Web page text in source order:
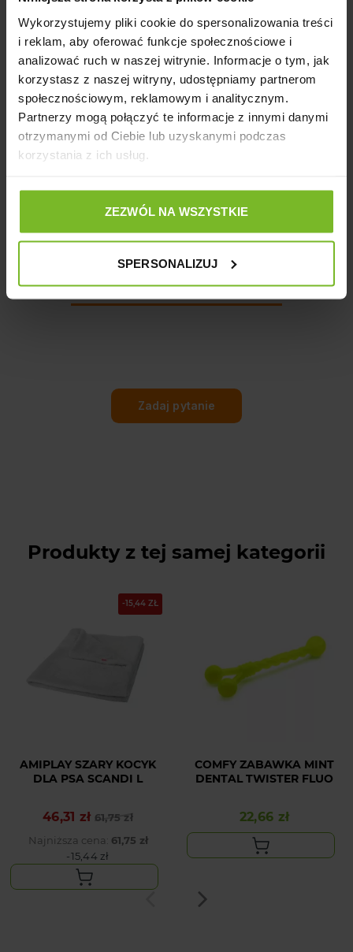
Wykorzystujemy pliki cookie do spersonalizowania treści
i reklam, aby oferować funkcje społecznościowe i
analizować ruch w naszej witrynie. Informacje o tym, jak
korzystasz z naszej witryny, udostępniamy partnerom
społecznościowym, reklamowym i analitycznym.
Partnerzy mogą połączyć te informacje z innymi danymi
otrzymanymi od Ciebie lub uzyskanymi podczas
korzystania z ich usług.
ZEZWÓL NA WSZYSTKIE
SPERSONALIZUJ
Producent
Opinie
IVES S 16 x 10,5 cm
Pytania i odpowiedzi (0)
Zadaj pytanie
Produkty z tej samej kategorii
-15,44 ZŁ
AMIPLAY SZARY KOCYK
DLA PSA SCANDI L
Cena podstawowa
61,75 zł
Cena
46,31 zł
Najniższa cena: 61,75 zł
-15,44 zł
COMFY ZABAWKA MINT
DENTAL TWISTER FLUO
Cena
22,66 zł